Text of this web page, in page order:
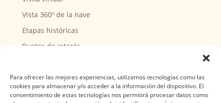
Para ofrecer las mejores experiencias, utilizamos tecnologías como las
cookies para almacenar y/o acceder a la información del dispositivo. El
consentimiento de estas tecnologías nos permitirá procesar datos como
Vista 360º de la nave
Etapas históricas
Puntos de interés
Actividades y horarios